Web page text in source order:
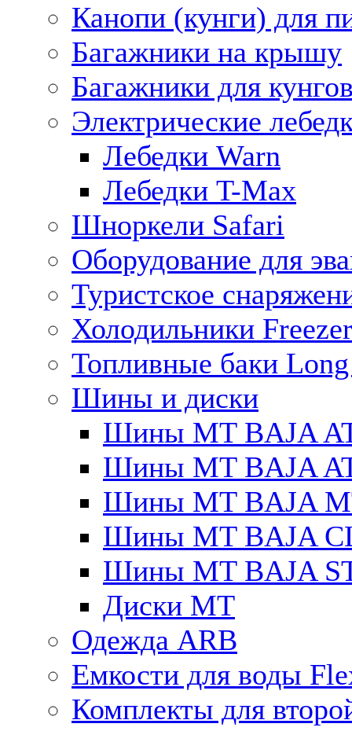
Канопи (кунги) для
Багажники на крышу
Багажники для
Электрические
Лебедки Warn
Лебедки T-Max
Шноркели Safari
Оборудование для
Туристское
Холодильники
Топливные баки
Шины и диски
Шины MT BAJA
Шины MT BAJA
Шины MT BAJA
Шины MT BAJA
Шины MT BAJA
Диски MT
Одежда ARB
Емкости для воды
Комплекты для